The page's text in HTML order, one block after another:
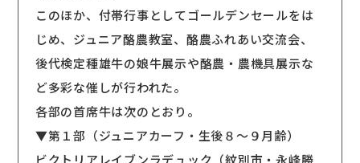
このほか、付帯行事としてゴールデンセールをは
じめ、ジュニア酪農教室、酪農ふれあい交流会、
後代検定種雄牛の娘牛展示や酪農・農機具展示な
ど多彩な催しが行われた。
各部の首席牛は次のとおり。
▼第１部（ジュニアカーフ・生後８〜９月齢）
ビクトリアレイブンラデュック（紋別市・永峰勝